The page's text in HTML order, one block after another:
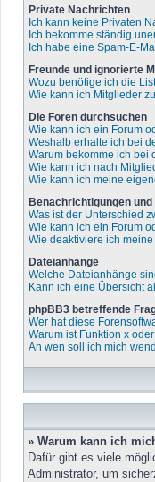
Private Nachrichten
Ich kann keine Privaten
Ich bekomme ständig
Ich habe eine Spam-E-
Freunde und ignorierte
Wozu benötige ich die
Wie kann ich Mitglieder
Die Foren durchsuchen
Wie kann ich ein Forum
Weshalb erhalte ich bei
Warum bekomme ich bei
Wie kann ich nach
Wie kann ich meine
Benachrichtigungen
Was ist der Unterschied
Wie kann ich ein Forum
Wie deaktiviere ich
Dateianhänge
Welche Dateianhänge
Kann ich eine Übersicht
phpBB3 betreffende
Wer hat diese
Warum ist Funktion x
An wen soll ich mich
» Warum kann ich
Dafür gibt es viele
Administrator, um